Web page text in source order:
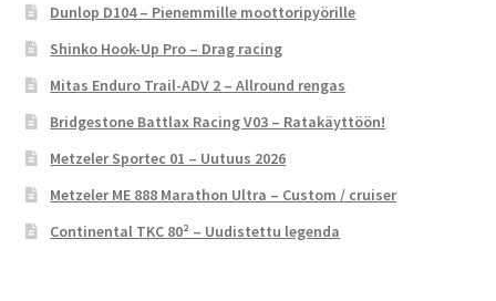
Dunlop D104 – Pienemmille moottoripyörille
Shinko Hook-Up Pro – Drag racing
Mitas Enduro Trail-ADV 2 – Allround rengas
Bridgestone Battlax Racing V03 – Ratakäyttöön!
Metzeler Sportec 01 – Uutuus 2026
Metzeler ME 888 Marathon Ultra – Custom / cruiser
Continental TKC 80² – Uudistettu legenda